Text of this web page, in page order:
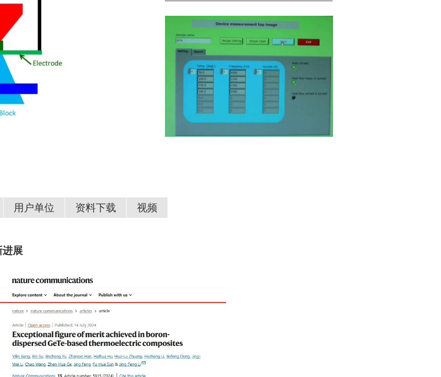
用户单位 资料下载 视频
展
公司生产的塞贝克系数/电阻测量系统测得；单腿TEG器件的热电转换效率使用日本Advance Riko公司生产的小型热电转
高性能热电材料/器件性能测量与表征系列